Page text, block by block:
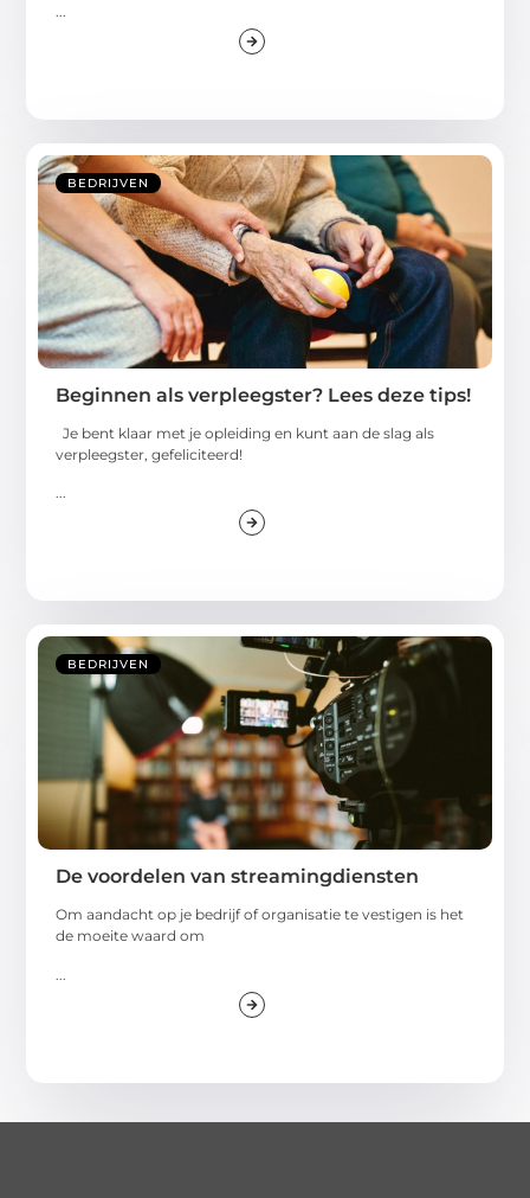
BEDRIJVEN
Beginnen als verpleegster? Lees deze tips!
Je bent klaar met je opleiding en kunt aan de slag als
verpleegster, gefeliciteerd!
...
BEDRIJVEN
De voordelen van streamingdiensten
Om aandacht op je bedrijf of organisatie te vestigen is het
de moeite waard om